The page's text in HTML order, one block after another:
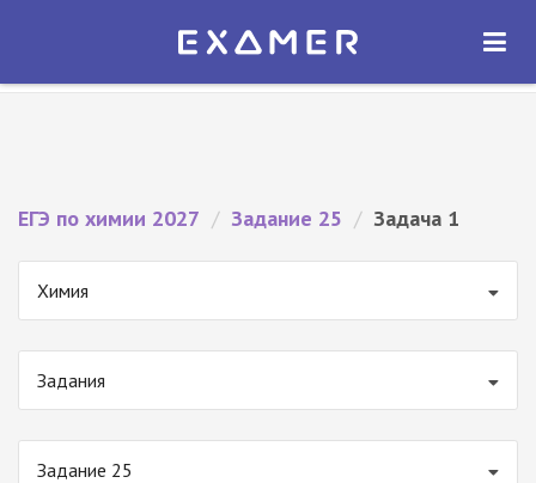
Экзамер — ЕГЭ 2027
ОТКРЫТЬ
ЕГЭ по химии 2027 / Задание 25 / Задача 1
Химия
Задания
Задание 25